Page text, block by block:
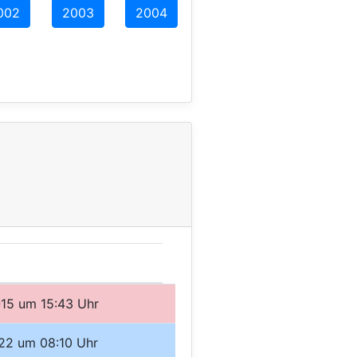
2003 2004
um 15:43 Uhr
um 08:10 Uhr